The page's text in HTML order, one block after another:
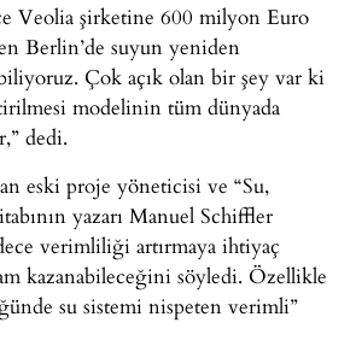
Veolia şirketine 600 milyon Euro
Berlin’de suyun yeniden
biliyoruz. Çok açık olan bir şey var ki
modelinin tüm dünyada
dedi.
eski proje yöneticisi ve “Su,
yazarı Manuel Schiffler
verimliliği artırmaya ihtiyaç
kazanabileceğini söyledi. Özellikle
su sistemi nispeten verimli”